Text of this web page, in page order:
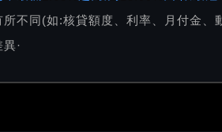
不同(如:核貸額度、利率、月付金
·